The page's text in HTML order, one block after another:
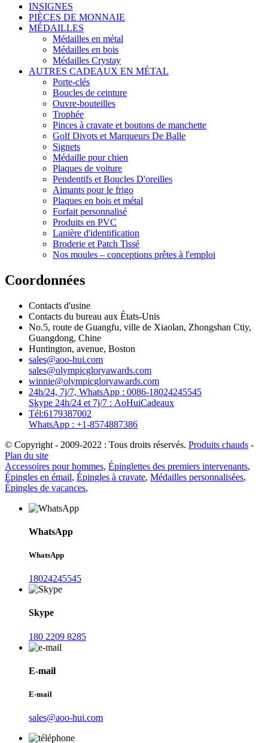
INSIGNES
PIÈCES DE MONNAIE
MÉDAILLES
Médailles en métal
Médailles en bois
Médailles Crystay
AUTRES CADEAUX EN MÉTAL
Porte-clés
Boucles de ceinture
Ouvre-bouteilles
Trophée
Pinces à cravate et boutons de manchette
Golf Divots et Marqueurs De Balle
Signets
Médaille pour chien
Plaques de voiture
Pendentifs et Boucles D'oreilles
Aimants pour le frigo
Plaques en bois et métal
Forfait personnalisé
Produits en PVC
Lanière d'identification
Broderie et Patch Tissé
Nos moules – conceptions prêtes à l'emploi
Coordonnées
Contacts d'usine
Contacts du bureau aux États-Unis
No.5, route de Guangfu, ville de Xiaolan, Zhongshan Ctiy,
Guangdong, Chine
Huntington, avenue, Boston
sales@aoo-hui.com
sales@olympicgloryawards.com
winnie@olympicgloryawards.com
24h/24, 7j/7, WhatsApp : 0086-18024245545
Skype 24h/24 et 7j/7 : AoHuiCadeaux
Tél:6179387002
WhatsApp : +1-8574887386
© Copyright - 2009-2022 : Tous droits réservés. Produits chauds -
Plan du site
Accessoires pour hommes, Épinglettes des premiers intervenants,
Épingles en émail, Épingles à cravate, Médailles personnalisées,
Épingles de vacances,
WhatsApp
WhatsApp
18024245545
Skype
180 2209 8285
E-mail
E-mail
sales@aoo-hui.com